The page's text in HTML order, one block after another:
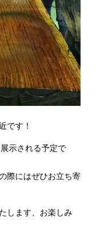
です！
示される予定で
際にはぜひお立ち寄
します、お楽しみ